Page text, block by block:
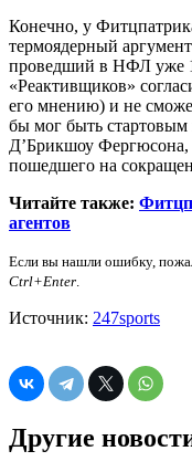
Конечно, у
термоядерный
проведший в НФЛ уже
«Реактивщиков»
его мнению) и не
бы мог быть
Д’Брикшоу Фергюсона,
пошедшего на
Читайте также:
агентов
Если вы нашли ошибку,
Ctrl+Enter.
Источник: 247sports
Другие